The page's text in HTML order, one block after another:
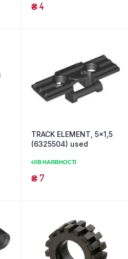
₴4
TRACK ELEMENT, 5×1,5
(6325504) used
48 В НАЯВНОСТІ
₴7